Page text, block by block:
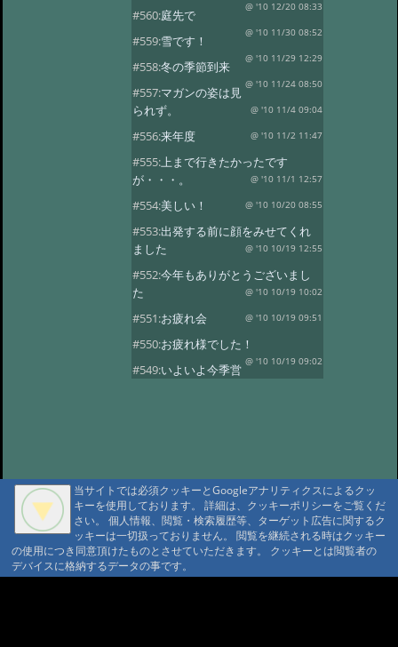
@ '10 12/20 08:33
#560:庭先で
@ '10 11/30 08:52
#559:雪です！
@ '10 11/29 12:29
#558:冬の季節到来
@ '10 11/24 08:50
#557:マガンの姿は見
られず。
@ '10 11/4 09:04
#556:来年度 @ '10 11/2 11:47
#555:上まで行きたかったです
が・・・。
@ '10 11/1 12:57
#554:美しい！ @ '10 10/20 08:55
#553:出発する前に顔をみせてくれ
ました
@ '10 10/19 12:55
#552:今年もありがとうございまし
た
@ '10 10/19 10:02
#551:お疲れ会 @ '10 10/19 09:51
#550:お疲れ様でした！
@ '10 10/19 09:02
#549:いよいよ今季営
#546:山の神様に歓迎されています
ね
@ '10 10/19 08:20
#545: 沼巡り最終日 @ '10 10/18 11:51
#544:霞ちゃん！ @ '10 10/18 11:32
#543:ヒグマセンター終了
当サイトでは必須クッキーとGoogleアナリティクスによるクッ
キーを使用しております。 詳細は、クッキーポリシーをご覧くだ
さい。 個人情報、閲覧・検索履歴等、ターゲット広告に関するク
ッキーは一切扱っておりません。 閲覧を継続される時はクッキー
の使用につき同意頂けたものとさせていただきます。 クッキーとは閲覧者の
デバイスに格納するデータの事です。